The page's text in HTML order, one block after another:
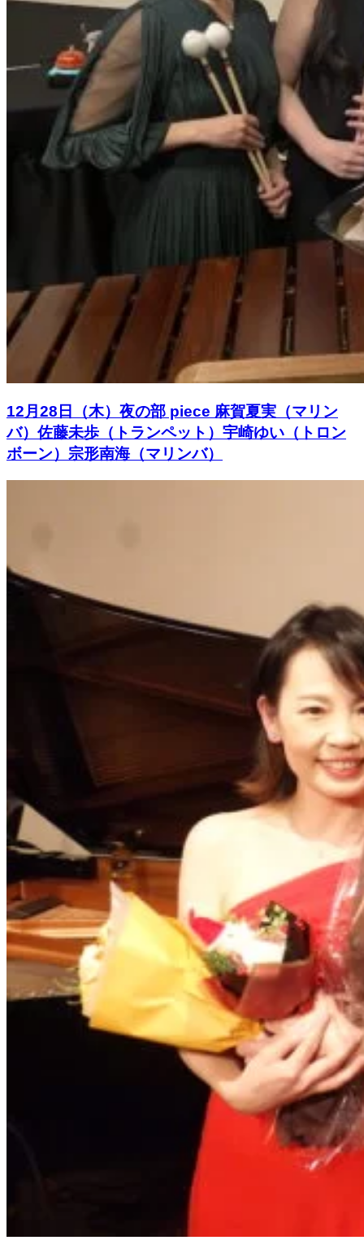
12月28日（木）夜の部 piece 麻賀夏実（マリン
バ）佐藤未歩（トランペット）宇崎ゆい（トロン
ボーン）宗形南海（マリンバ）